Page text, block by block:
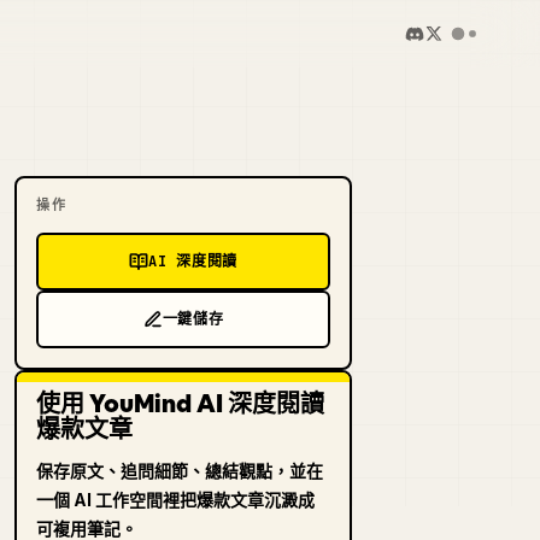
操作
AI 深度閱讀
一鍵儲存
使用 YouMind AI 深度閱讀
爆款文章
保存原文、追問細節、總結觀點，並在
一個 AI 工作空間裡把爆款文章沉澱成
可複用筆記。